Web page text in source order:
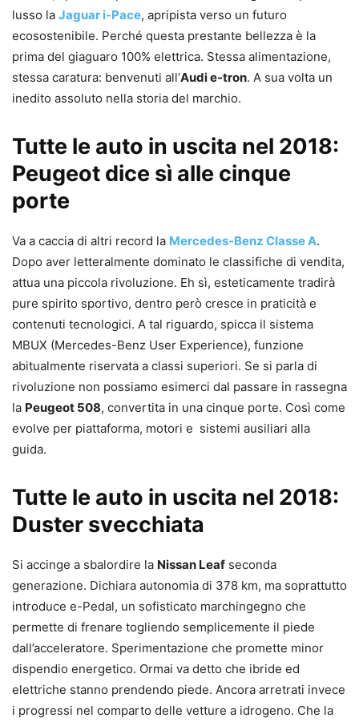
lusso la Jaguar i-Pace, apripista verso un futuro
ecosostenibile. Perché questa prestante bellezza è la
prima del giaguaro 100% elettrica. Stessa alimentazione,
stessa caratura: benvenuti all’Audi e-tron. A sua volta un
inedito assoluto nella storia del marchio.
Tutte le auto in uscita nel 2018:
Peugeot dice sì alle cinque
porte
Va a caccia di altri record la Mercedes-Benz Classe A.
Dopo aver letteralmente dominato le classifiche di vendita,
attua una piccola rivoluzione. Eh sì, esteticamente tradirà
pure spirito sportivo, dentro però cresce in praticità e
contenuti tecnologici. A tal riguardo, spicca il sistema
MBUX (Mercedes-Benz User Experience), funzione
abitualmente riservata a classi superiori. Se si parla di
rivoluzione non possiamo esimerci dal passare in rassegna
la Peugeot 508, convertita in una cinque porte. Così come
evolve per piattaforma, motori e sistemi ausiliari alla
guida.
Tutte le auto in uscita nel 2018:
Duster svecchiata
Si accinge a sbalordire la Nissan Leaf seconda
generazione. Dichiara autonomia di 378 km, ma soprattutto
introduce e-Pedal, un sofisticato marchingegno che
permette di frenare togliendo semplicemente il piede
dall’acceleratore. Sperimentazione che promette minor
dispendio energetico. Ormai va detto che ibride ed
elettriche stanno prendendo piede. Ancora arretrati invece
i progressi nel comparto delle vetture a idrogeno. Che la